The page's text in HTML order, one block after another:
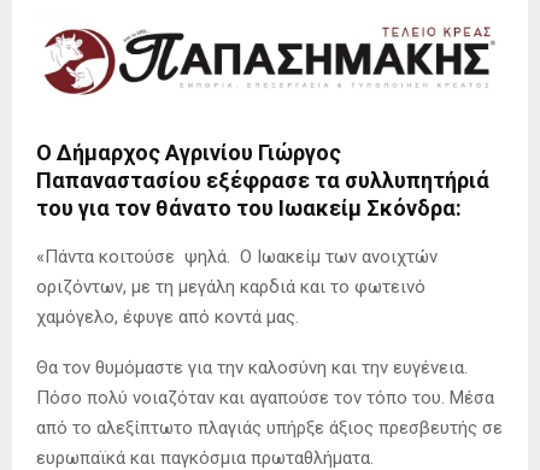
Ο Δήμαρχος Αγρινίου Γιώργος
Παπαναστασίου εξέφρασε τα συλλυπητήριά
του για τον θάνατο του Ιωακείμ Σκόνδρα:
«Πάντα κοιτούσε ψηλά. Ο Ιωακείμ των ανοιχτών
οριζόντων, με τη μεγάλη καρδιά και το φωτεινό
χαμόγελο, έφυγε από κοντά μας.
Θα τον θυμόμαστε για την καλοσύνη και την ευγένεια.
Πόσο πολύ νοιαζόταν και αγαπούσε τον τόπο του. Μέσα
από το αλεξίπτωτο πλαγιάς υπήρξε άξιος πρεσβευτής σε
ευρωπαϊκά και παγκόσμια πρωταθλήματα.